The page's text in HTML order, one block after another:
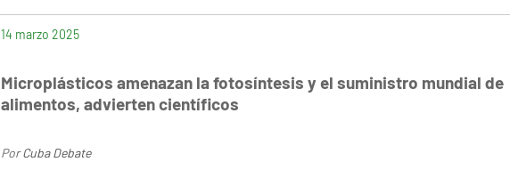
14 marzo 2025
Microplásticos amenazan la fotosíntesis y el suministro mundial de
alimentos, advierten científicos
PorCuba Debate